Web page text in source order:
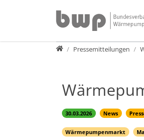
PressePressemitteilungen
30.03.2026 News
Wärmepumpenmarkt